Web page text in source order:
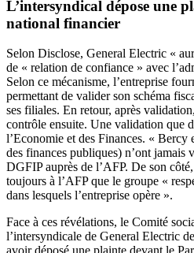
L’intersyndical dépose une
national financier
Selon Disclose, General Electric «
de « relation de confiance » avec
Selon ce mécanisme, l’entreprise
permettant de valider son schéma
ses filiales. En retour, après
contrôle ensuite. Une validation que
l’Economie et des Finances. «
des finances publiques) n’ont jamais
DGFIP auprès de l’AFP. De son
toujours à l’AFP que le groupe «
dans lesquels l’entreprise opère ».
Face à ces révélations, le Comité
l’intersyndicale de General Electric